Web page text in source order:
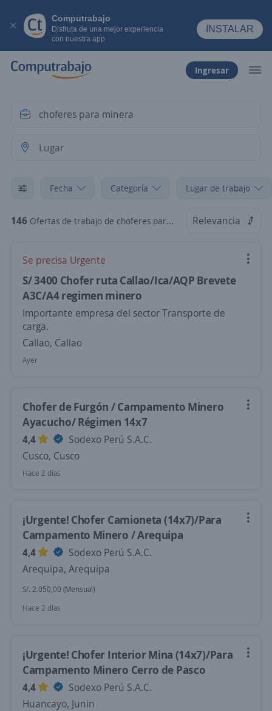
Ingresar
Fecha Categoría Lugar de trabajo
146 Ofertas de trabajo de choferes para minera Relevancia
Se precisa Urgente
S/ 3400 Chofer ruta Callao/Ica/AQP Brevete
A3C/A4 regimen minero
Importante empresa del sector Transporte de
carga.
Callao, Callao
Ayer
Chofer de Furgón / Campamento Minero
Ayacucho/ Régimen 14x7
4,4
Sodexo Perú S.A.C.
Cusco, Cusco
Hace 2 días
¡Urgente! Chofer Camioneta (14x7)/Para
Campamento Minero / Arequipa
4,4
Sodexo Perú S.A.C.
Arequipa, Arequipa
S/. 2.050,00 (Mensual)
Hace 2 días
¡Urgente! Chofer Interior Mina (14x7)/Para
Campamento Minero Cerro de Pasco
4,4
Sodexo Perú S.A.C.
Huancayo, Junin
Computrabajo
Disfruta de una mejor experiencia
con nuestra app
INSTALAR